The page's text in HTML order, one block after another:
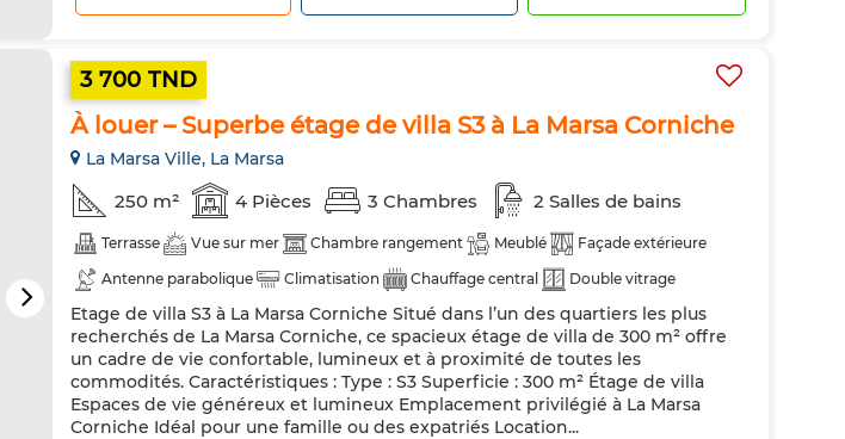
3 700 TND
À louer – Superbe étage de villa S3 à La Marsa Corniche
La Marsa Ville, La Marsa
250 m² 4 Pièces 3 Chambres 2 Salles de bains
Terrasse Vue sur mer Chambre rangement Meublé
Façade extérieure
Antenne parabolique
Climatisation Chauffage central
Double vitrage
Porte blindée
Cuisine équipée Réfrigérateur Four TV
Machine à laver
Micro-ondes
Internet
Etage de villa S3 à La Marsa Corniche Situé dans l’un des quartiers les plus
recherchés de La Marsa Corniche, ce spacieux étage de villa de 300 m² offre
un cadre de vie confortable, lumineux et à proximité de toutes les
commodités. Caractéristiques : Type : S3 Superficie : 300 m² Étage de villa
Espaces de vie généreux et lumineux Emplacement privilégié à La Marsa
Corniche Idéal pour une famille ou des expatriés Location...